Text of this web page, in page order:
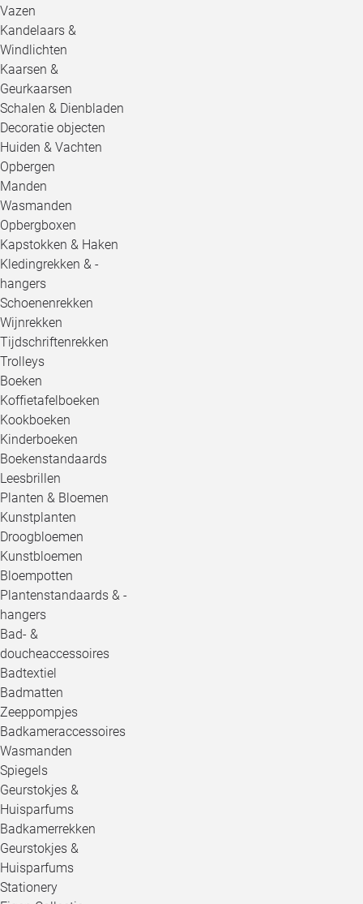
Vazen
Kandelaars &
Windlichten
Kaarsen &
Geurkaarsen
Schalen & Dienbladen
Decoratie objecten
Huiden & Vachten
Opbergen
Manden
Wasmanden
Opbergboxen
Kapstokken & Haken
Kledingrekken & -
hangers
Schoenenrekken
Wijnrekken
Tijdschriftenrekken
Trolleys
Boeken
Koffietafelboeken
Kookboeken
Kinderboeken
Boekenstandaards
Leesbrillen
Planten & Bloemen
Kunstplanten
Droogbloemen
Kunstbloemen
Bloempotten
Plantenstandaards & -
hangers
Bad- &
doucheaccessoires
Badtextiel
Badmatten
Zeeppompjes
Badkameraccessoires
Wasmanden
Spiegels
Geurstokjes &
Huisparfums
Badkamerrekken
Geurstokjes &
Huisparfums
Stationery